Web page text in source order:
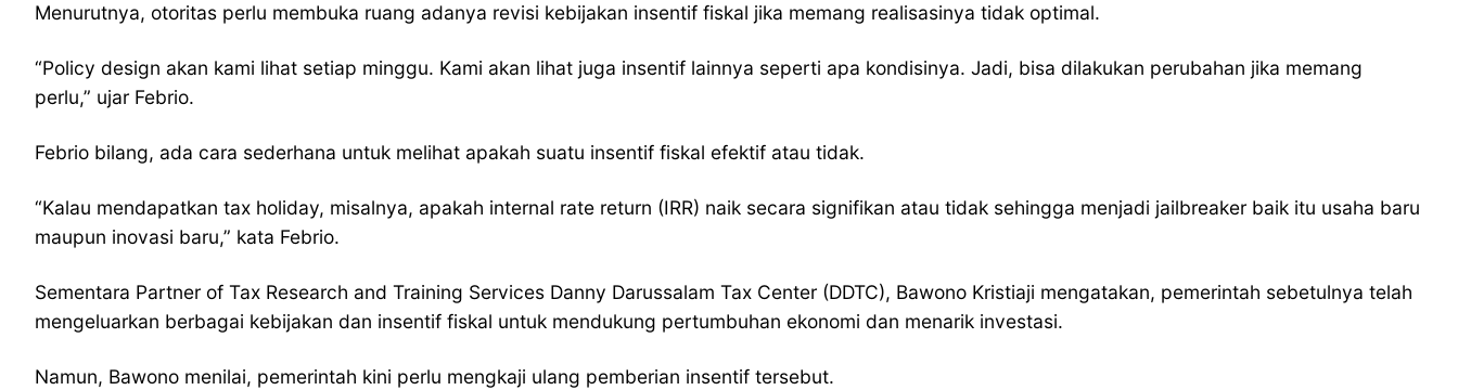
Menurutnya, otoritas perlu membuka ruang adanya revisi kebijakan insentif fiskal jika memang realisasinya tidak optimal.
“Policy design akan kami lihat setiap minggu. Kami akan lihat juga insentif lainnya seperti apa kondisinya. Jadi, bisa dilakukan perubahan jika memang
perlu,” ujar Febrio.
Febrio bilang, ada cara sederhana untuk melihat apakah suatu insentif fiskal efektif atau tidak.
“Kalau mendapatkan tax holiday, misalnya, apakah internal rate return (IRR) naik secara signifikan atau tidak sehingga menjadi jailbreaker baik itu usaha baru
maupun inovasi baru,” kata Febrio.
Sementara Partner of Tax Research and Training Services Danny Darussalam Tax Center (DDTC), Bawono Kristiaji mengatakan, pemerintah sebetulnya telah
mengeluarkan berbagai kebijakan dan insentif fiskal untuk mendukung pertumbuhan ekonomi dan menarik investasi.
Namun, Bawono menilai, pemerintah kini perlu mengkaji ulang pemberian insentif tersebut.